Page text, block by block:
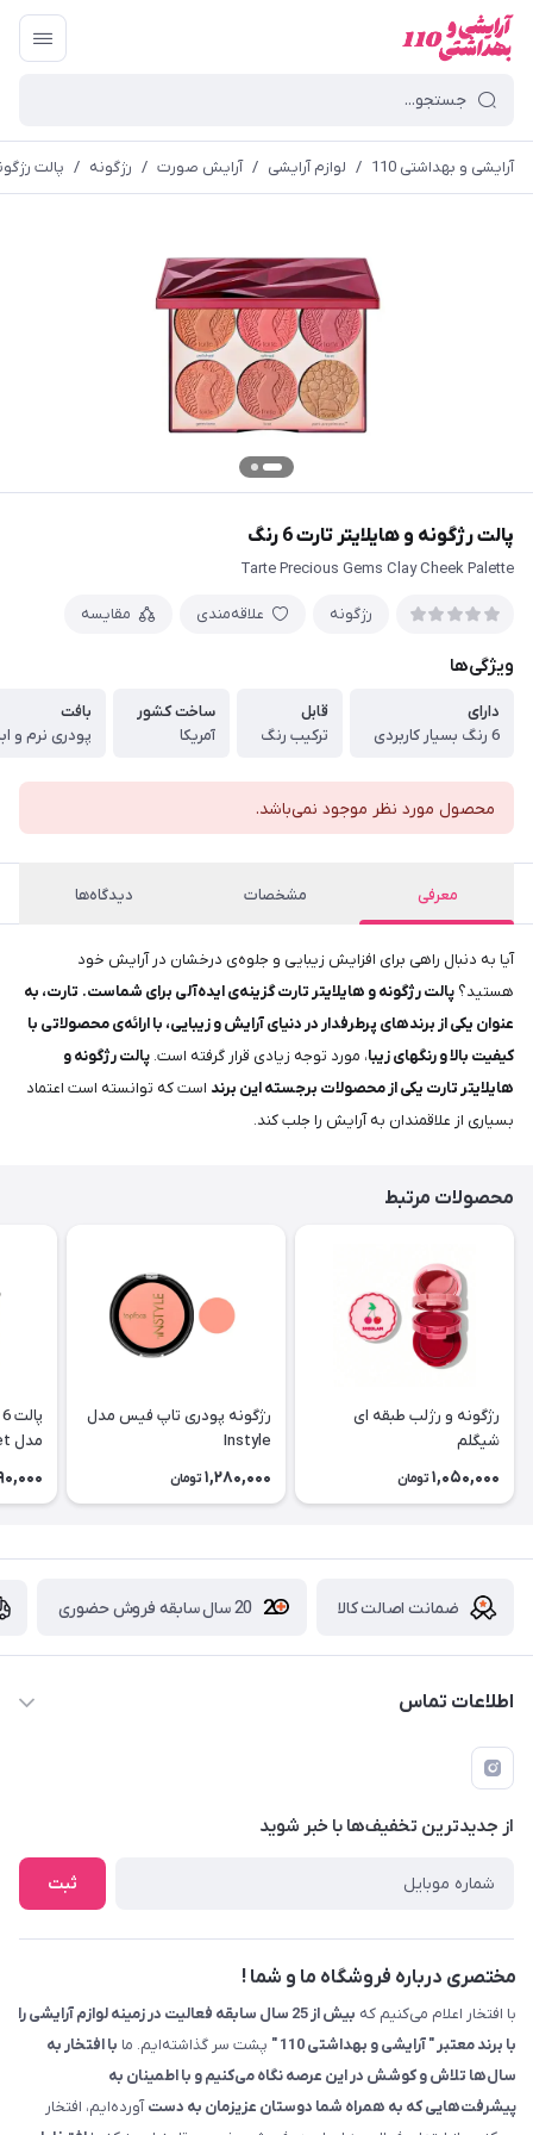
آرایشی و بهداشتی 110 / لوازم آرایشی / آرایش صورت / رژگونه / پالت
پالت رژگونه و هایلایتر تارت 6 رنگ
Tarte Precious Gems Clay Cheek Palette
رژگونه علاقه‌مندی مقایسه
ویژگی‌ها
دارای
6 رنگ بسیار کاربردی
قابل
ترکیب رنگ
ساخت کشور
آمریکا
بافت
پودری نرم و
محصول مورد نظر موجود نمی‌باشد.
معرفی مشخصات دیدگاه‌ها
آیا به دنبال راهی برای افزایش زیبایی و جلوه‌ی درخشان در آرایش خود
هستید؟ پالت رژگونه و هایلایتر تارت گزینه‌ی ایده‌آلی برای شماست. تارت، به
عنوان یکی از برندهای پرطرفدار در دنیای آرایش و زیبایی، با ارائه‌ی محصولاتی با
کیفیت بالا و رنگهای زیبا، مورد توجه زیادی قرار گرفته است. پالت رژگونه و
هایلایتر تارت یکی از محصولات برجسته این برند است که توانسته است اعتماد
بسیاری از علاقمندان به آرایش را جلب کند.
محصولات مرتبط
رژگونه و رژلب طبقه ای
شیگلم
1,050,000 تومان
رژگونه پودری تاپ فیس مدل
Instyle
1,280,000 تومان
مدل Blushing Bouquet
ضمانت اصالت کالا 20 سال سابقه فروش حضوری
اطلاعات تماس
09229839700 - 08338354666
info@cosmetics110.com
کرمانشاه ، بلوار نوبهار ، بین کوی ۱۱۰ و ۱۱۲ ، آرایشی و بهداشتی ۱۱۰
از جدید‌ترین تخفیف‌ها با‌ خبر شوید
ثبت
مختصری درباره فروشگاه ما و شما !
با افتخار اعلام می‌کنیم که
بیش از 25 سال سابقه فعالیت در زمینه لوازم آرایشی را
با برند معتبر " آرایشی و بهداشتی 110 "
پشت سر گذاشته‌ایم. ما با افتخار به
سال‌ها تلاش و کوشش در این عرصه نگاه می‌کنیم و با اطمینان به
پیشرفت‌هایی که به همراه شما دوستان عزیزمان به دستآورده‌ایم، افتخار